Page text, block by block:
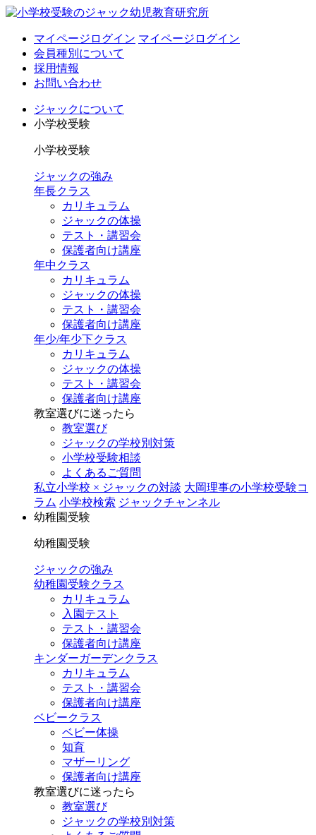
マイページログイン マイページログイン
会員種別について
採用情報
お問い合わせ
ジャックについて
小学校受験
小学校受験
ジャックの強み
年長クラス
カリキュラム
ジャックの体操
テスト・講習会
保護者向け講座
年中クラス
カリキュラム
ジャックの体操
テスト・講習会
保護者向け講座
年少/年少下クラス
カリキュラム
ジャックの体操
テスト・講習会
保護者向け講座
教室選びに迷ったら
教室選び
ジャックの学校別対策
小学校受験相談
よくあるご質問
私立小学校 × ジャックの対談 大岡理事の小学校受験コ
ラム 小学校検索 ジャックチャンネル
幼稚園受験
幼稚園受験
ジャックの強み
幼稚園受験クラス
カリキュラム
入園テスト
テスト・講習会
保護者向け講座
キンダーガーデンクラス
カリキュラム
テスト・講習会
保護者向け講座
ベビークラス
ベビー体操
知育
マザーリング
保護者向け講座
教室選びに迷ったら
教室選び
ジャックの学校別対策